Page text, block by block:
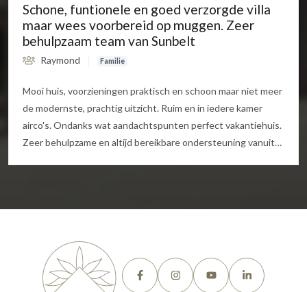
Schone, funtionele en goed verzorgde villa
maar wees voorbereid op muggen. Zeer
behulpzaam team van Sunbelt
Raymond Familie
Mooi huis, voorzieningen praktisch en schoon maar niet meer
de modernste, prachtig uitzicht. Ruim en in iedere kamer
airco's. Ondanks wat aandachtspunten perfect vakantiehuis.
Zeer behulpzame en altijd bereikbare ondersteuning vanuit
overlast te beperken. Zet niet teveel apparaten tegelijk aan